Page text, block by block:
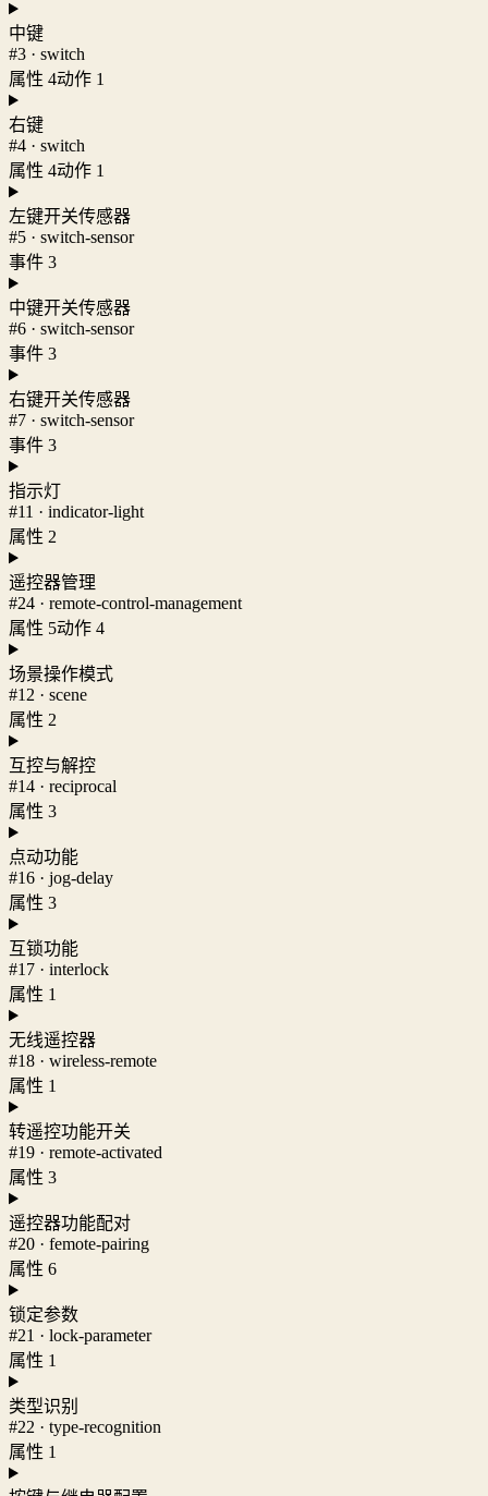
中键
#3 · switch
属性 4动作 1
右键
#4 · switch
属性 4动作 1
左键开关传感器
#5 · switch-sensor
事件 3
中键开关传感器
#6 · switch-sensor
事件 3
右键开关传感器
#7 · switch-sensor
事件 3
指示灯
#11 · indicator-light
属性 2
遥控器管理
#24 · remote-control-management
属性 5动作 4
场景操作模式
#12 · scene
属性 2
互控与解控
#14 · reciprocal
属性 3
点动功能
#16 · jog-delay
属性 3
互锁功能
#17 · interlock
属性 1
无线遥控器
#18 · wireless-remote
属性 1
转遥控功能开关
#19 · remote-activated
属性 3
遥控器功能配对
#20 · femote-pairing
属性 6
锁定参数
#21 · lock-parameter
属性 1
类型识别
#22 · type-recognition
属性 1